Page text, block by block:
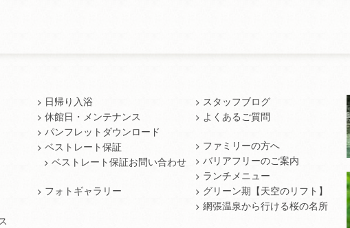
日帰り入浴
休館日・メンテナンス
パンフレットダウンロード
ベストレート保証
ベストレート保証お問い合わせ
フォトギャラリー
スタッフブログ
よくあるご質問
ファミリーの方へ
バリアフリーのご案内
ランチメニュー
グリーン期【天空のリフト】
網張温泉から行ける桜の名所